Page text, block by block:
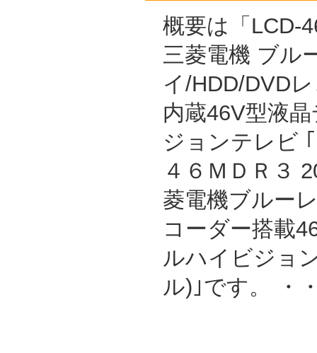
概要は「LCD-
三菱電機 ブル
イ/HDD/DVD
内蔵46V型液
ジョンテレビ
４６ＭＤＲ３
菱電機ブルー
コーダー搭載
ルハイビジョ
ル)｣です。 ・